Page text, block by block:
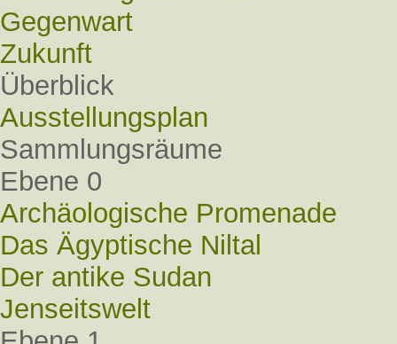
Gegenwart
Zukunft
Überblick
Ausstellungsplan
Sammlungsräume
Ebene 0
Archäologische Promenade
Das Ägyptische Niltal
Der antike Sudan
Jenseitswelt